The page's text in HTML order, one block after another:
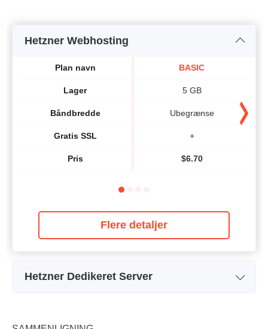
Hetzner Webhosting
Plan navn
Lager
Båndbredde
Gratis SSL
Pris
BASIC
5 GB
Ubegrænse
+
$6.70
Flere detaljer
Hetzner Dedikeret Server
Lager